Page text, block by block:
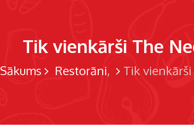
Tik vienkārši The
Sākums Restorāni Tik